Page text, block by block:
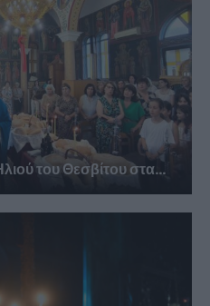
του Θεσβίτου στα...